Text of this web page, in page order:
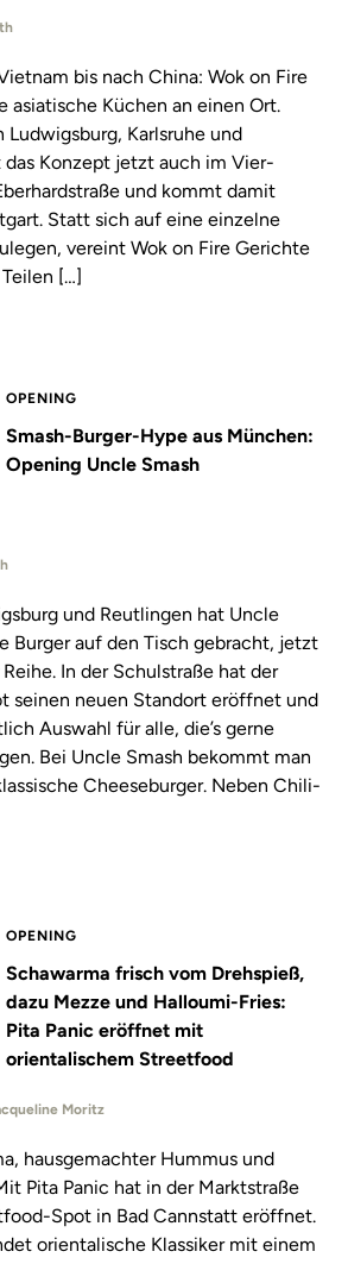
bis nach China: Wok on Fire
asiatische Küchen an einen Ort.
Ludwigsburg, Karlsruhe und
Konzept jetzt auch im Vier-
und kommt damit
Statt sich auf eine einzelne
vereint Wok on Fire Gerichte
[…]
OPENING
Smash-Burger-Hype aus München:
Opening Uncle Smash
und Reutlingen hat Uncle
Burger auf den Tisch gebracht, jetzt
In der Schulstraße hat der
seinen neuen Standort eröffnet und
Auswahl für alle, die’s gerne
Bei Uncle Smash bekommt man
Cheeseburger. Neben Chili-
OPENING
Schawarma frisch vom Drehspieß,
dazu Mezze und Halloumi-Fries:
Pita Panic eröffnet mit
orientalischem Streetfood
Moritz
hausgemachter Hummus und
Pita Panic hat in der Marktstraße
Spot in Bad Cannstatt eröffnet.
orientalische Klassiker mit einem